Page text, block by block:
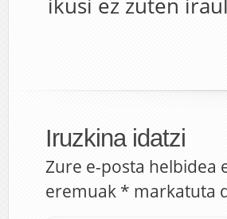
ikusi ez zuten
Iruzkina idatzi
Zure e-posta helbidea
eremuak * markatuta